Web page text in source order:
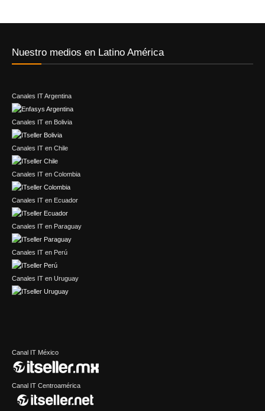
Nuestro medios en Latino América
Canales IT Argentina
Canales IT en Bolivia
Canales IT en Chile
Canales IT en Colombia
Canales IT en Ecuador
Canales IT en Paraguay
Canales IT en Perú
Canales IT en Uruguay
Canal IT México
Canal IT Centroamérica